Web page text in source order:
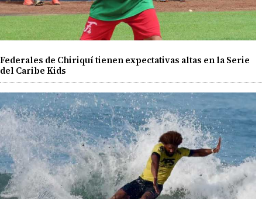
Federales de Chiriquí tienen expectativas altas en la Serie
del Caribe Kids